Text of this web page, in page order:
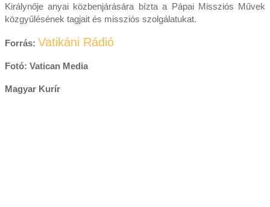
Királynője anyai közbenjárására bízta a Pápai Missziós Művek
közgyűlésének tagjait és missziós szolgálatukat.
Forrás: Vatikáni Rádió
Fotó: Vatican Media
Magyar Kurír